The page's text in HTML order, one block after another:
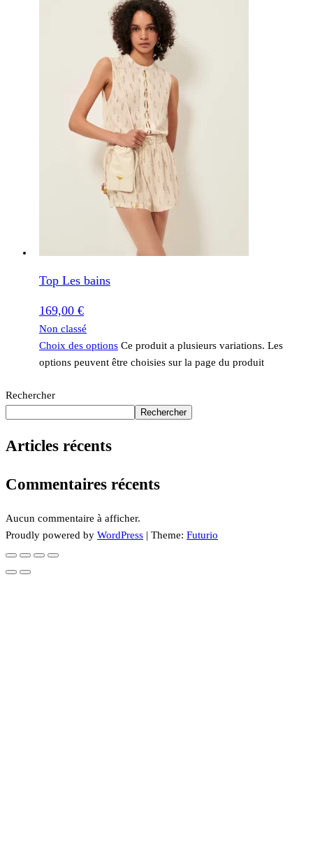
Top Les bains
169,00 €
Non classé
Choix des options Ce produit a plusieurs variations. Les
options peuvent être choisies sur la page du produit
Rechercher
Rechercher
Articles récents
Commentaires récents
Aucun commentaire à afficher.
Proudly powered by WordPress | Theme: Futurio